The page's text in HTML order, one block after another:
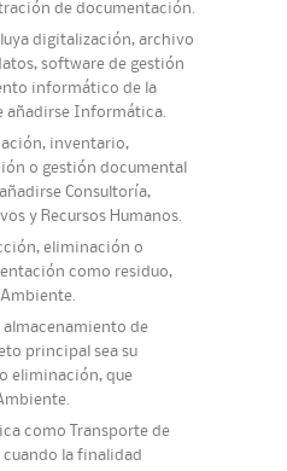
de documentación.
digitalización, archivo
software de gestión
informático de la
añadirse Informática.
inventario,
o gestión documental
Consultoría,
y Recursos Humanos.
eliminación o
como residuo,
almacenamiento de
principal sea su
eliminación, que
como Transporte de
cuando la finalidad